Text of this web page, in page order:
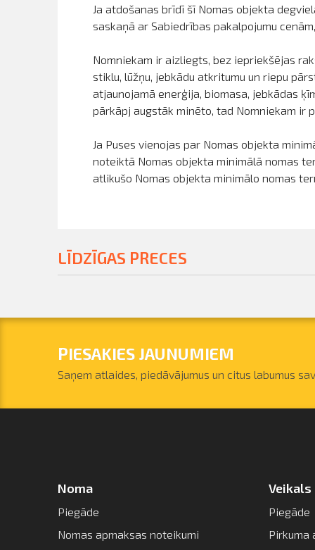
Ja atdošanas brīdī šī Nomas objekta
saskaņā ar Sabiedrības pakalpojumu
Nomniekam ir aizliegts, bez iepriekšējas
stiklu, lūžņu, jebkādu atkritumu un riepu
atjaunojamā enerģija, biomasa, jebkādas
pārkāpj augstāk minēto, tad Nomniekam ir
Ja Puses vienojas par Nomas objekta
noteiktā Nomas objekta minimālā nomas
atlikušo Nomas objekta minimālo nomas
LĪDZĪGAS PRECES
PIESAKIES JAUNUMIEM
Saņem atlaides, piedāvājumus un citus labumus
Noma
Piegāde
Nomas apmaksas noteikumi
Veikals
Piegāde
Pirkuma